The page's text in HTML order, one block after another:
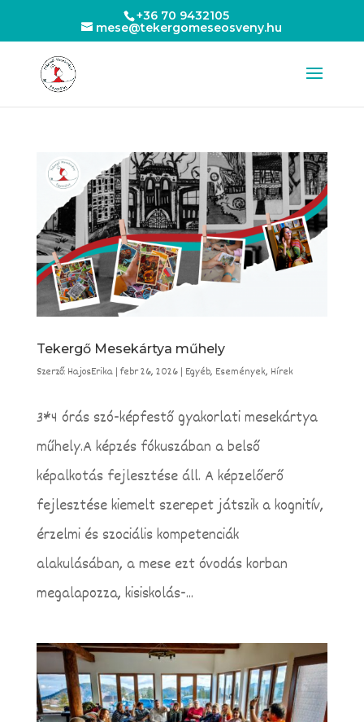
+36 70 9432105
mese@tekergomeseosveny.hu
Tekergő Mesekártya műhely
Szerző: HajosErika| febr 26, 2026| Egyéb, Események, Hírek
3*4 órás szó-képfestő gyakorlati mesekártya
műhely.A képzés fókuszában a belső
képalkotás fejlesztése áll. A képzelőerő
fejlesztése kiemelt szerepet játszik a kognitív,
érzelmi és szociális kompetenciák
alakulásában, a mese ezt óvodás korban
megalapozza, kisiskolás-...